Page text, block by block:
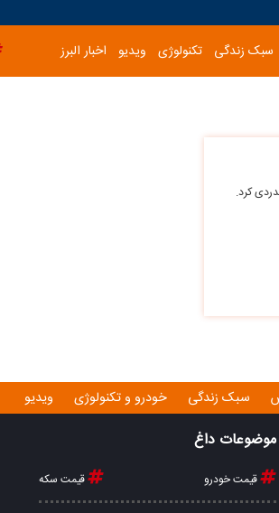
سبک زندگی تکنولوژی ویدیو اخبار البرز
کرد.
سبک زندگی خودرو و تکنولوژی ویدیو
موضوعات داغ
قیمت خودرو قیمت سکه